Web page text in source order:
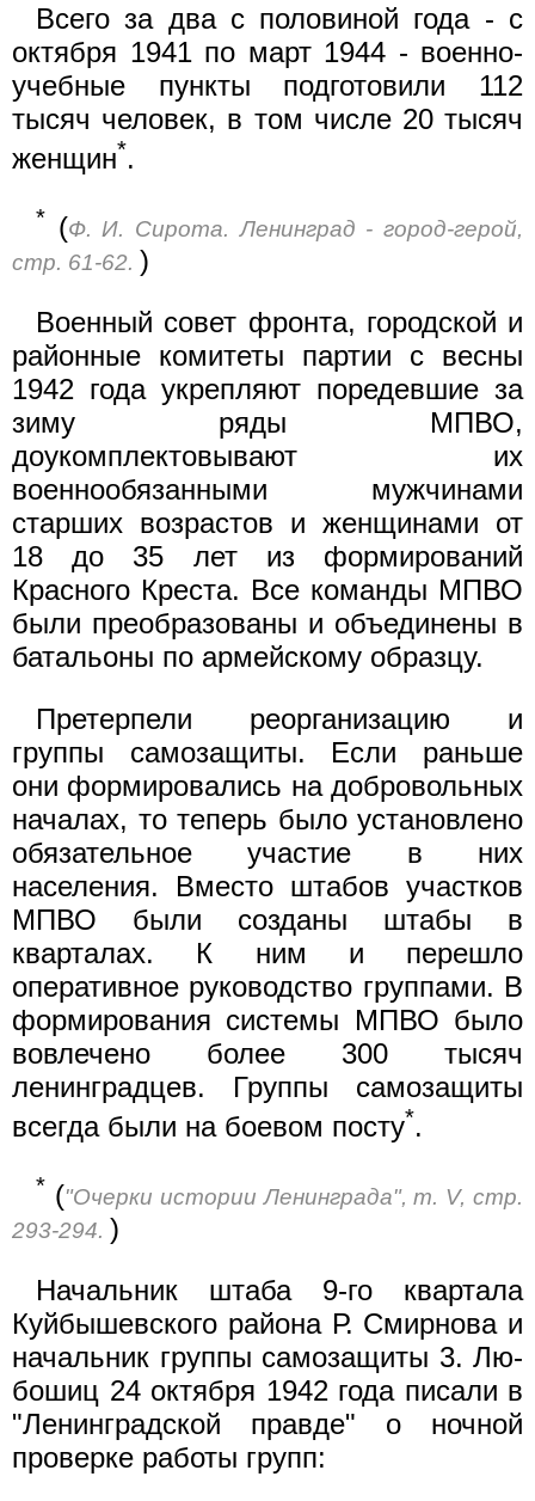
Всего за два с половиной года - с
октября 1941 по март 1944 - военно-
учебные пункты подготовили 112
тысяч человек, в том числе 20 тысяч
женщин*.
* (Ф. И. Сирота. Ленинград - город-герой,
стр. 61-62. )
Военный совет фронта, городской и
районные комитеты партии с весны
1942 года укрепляют поредевшие за
зиму ряды МПВО,
доукомплектовывают их
военнообязанными мужчинами
старших возрастов и женщинами от
18 до 35 лет из формирований
Красного Креста. Все команды МПВО
были преобразованы и объединены в
батальоны по армейскому образцу.
Претерпели реорганизацию и
группы самозащиты. Если раньше
они формировались на добровольных
началах, то теперь было установлено
обязательное участие в них
населения. Вместо штабов участков
МПВО были созданы штабы в
кварталах. К ним и перешло
оперативное руководство группами. В
формирования системы МПВО было
вовлечено более 300 тысяч
ленинградцев. Группы самозащиты
всегда были на боевом посту*.
* ("Очерки истории Ленинграда", т. V, стр.
293-294. )
Начальник штаба 9-го квартала
Куйбышевского района Р. Смирнова и
начальник группы самозащиты 3. Лю-
бошиц 24 октября 1942 года писали в
"Ленинградской правде" о ночной
проверке работы групп: